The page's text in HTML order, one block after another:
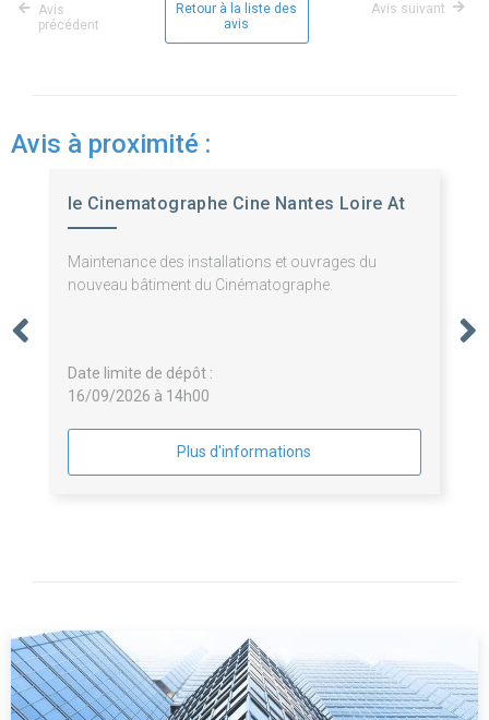
Avis
précédent
Retour à la liste des
avis
Avis suivant
Avis à proximité :
le Cinematographe Cine Nantes Loire At
Maintenance des installations et ouvrages du
nouveau bâtiment du Cinématographe.
Date limite de dépôt :
16/09/2026 à 14h00
Plus d'informations